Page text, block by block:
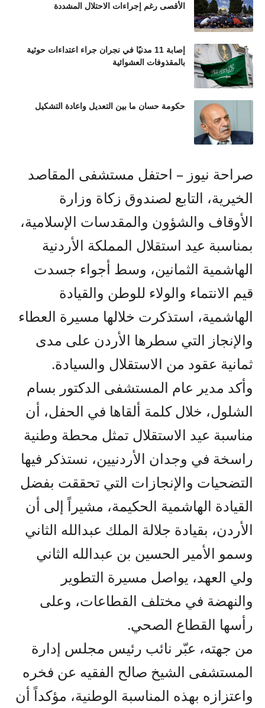
الأقصى رغم إجراءات الاحتلال المشددة
إصابة 11 مدنيًا في نجران جراء اعتداءات حوثية
بالمقذوفات العشوائية
حكومة حسان ما بين التعديل واعادة التشكيل
صراحة نيوز – احتفل مستشفى المقاصد
الخيرية، التابع لصندوق زكاة وزارة
الأوقاف والشؤون والمقدسات الإسلامية،
بمناسبة عيد استقلال المملكة الأردنية
الهاشمية الثمانين، وسط أجواء جسدت
قيم الانتماء والولاء للوطن والقيادة
الهاشمية، استذكرت خلالها مسيرة العطاء
والإنجاز التي سطرها الأردن على مدى
ثمانية عقود من الاستقلال والسيادة.
وأكد مدير عام المستشفى الدكتور بسام
الشلول، خلال كلمة ألقاها في الحفل، أن
مناسبة عيد الاستقلال تمثل محطة وطنية
راسخة في وجدان الأردنيين، نستذكر فيها
التضحيات والإنجازات التي تحققت بفضل
القيادة الهاشمية الحكيمة، مشيراً إلى أن
الأردن، بقيادة جلالة الملك عبدالله الثاني
وسمو الأمير الحسين بن عبدالله الثاني
ولي العهد، يواصل مسيرة التطوير
والنهضة في مختلف القطاعات، وعلى
رأسها القطاع الصحي.
من جهته، عبّر نائب رئيس مجلس إدارة
المستشفى الشيخ صالح الفقيه عن فخره
واعتزازه بهذه المناسبة الوطنية، مؤكداً أن